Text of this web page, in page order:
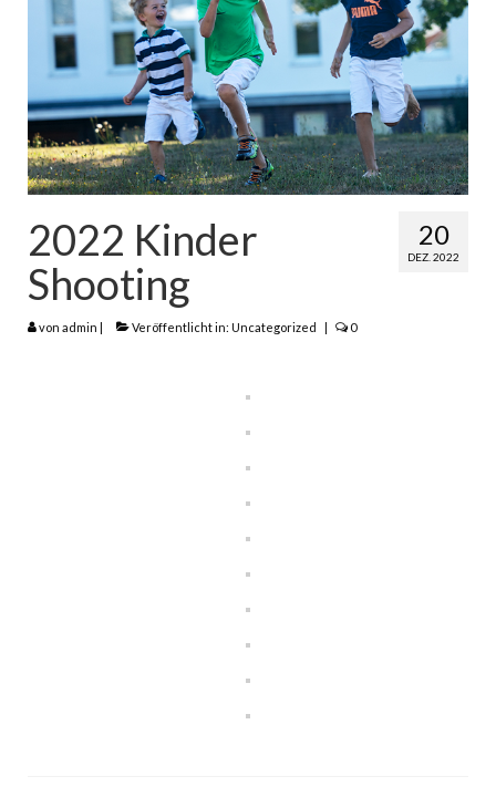
20
DEZ. 2022
2022 Kinder
Shooting
von admin Veröffentlicht in: Uncategorized 0